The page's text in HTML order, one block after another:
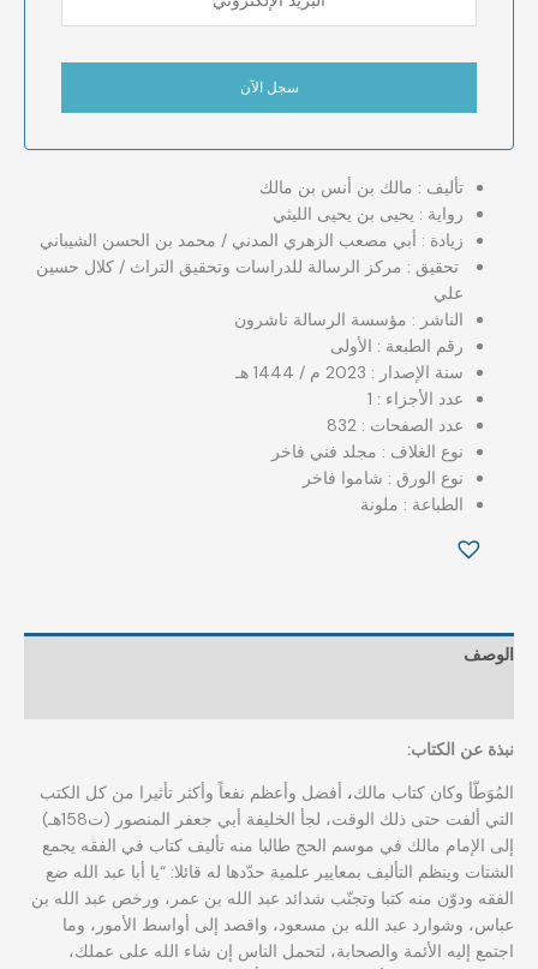
تأليف : مالك بن أنس بن مالك
رواية : يحيى بن يحيى الليثي
زيادة : أبي مصعب الزهري المدني / محمد بن الحسن الشيباني
تحقيق : مركز الرسالة للدراسات وتحقيق التراث / كلال حسين
علي
الناشر : مؤسسة الرسالة ناشرون
رقم الطبعة : الأولى
سنة الإصدار : 2023 م / 1444 هـ
عدد الأجزاء : 1
عدد الصفحات : 832
نوع الغلاف : مجلد فني فاخر
نوع الورق : شاموا فاخر
الطباعة : ملونة
الوصف
نبذة عن الكتاب:
المُوَطّأ وكان كتاب مالك، أفضل وأعظم نفعاً وأكثر تأثيرا من كل الكتب
التي ألفت حتى ذلك الوقت، لجأ الخليفة أبي جعفر المنصور (ت158هـ)
إلى الإمام مالك في موسم الحج طالبا منه تأليف كتاب في الفقه يجمع
الشتات وينظم التأليف بمعايير علمية حدّدها له قائلا: “يا أبا عبد الله ضع
الفقه ودوّن منه كتبا وتجنّب شدائد عبد الله بن عمر، ورخص عبد الله بن
عباس، وشوارد عبد الله بن مسعود، واقصد إلى أواسط الأمور، وما
اجتمع إليه الأئمة والصحابة، لتحمل الناس إن شاء الله على عملك،